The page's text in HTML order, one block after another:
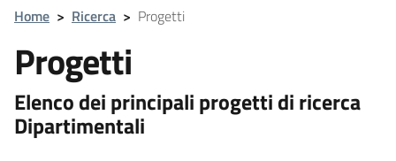
Home > Ricerca > Progetti
Progetti
Elenco dei principali progetti di ricerca
Dipartimentali